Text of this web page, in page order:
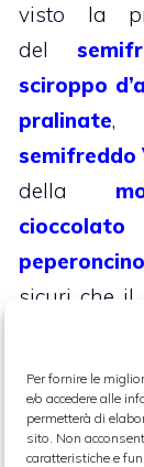
Per fornire le
e/o accedere alle
permetterà di
sito. Non
caratteristiche e
visto la
del
sciroppo
pralinate,
semifreddo
della
peperoncino
sicuri che il
un
al classico
mandarino,